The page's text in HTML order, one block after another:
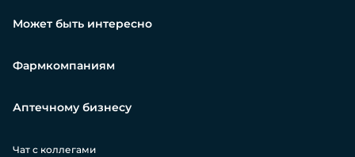
Может быть интересно
Фармкомпаниям
Аптечному бизнесу
Чат с коллегами